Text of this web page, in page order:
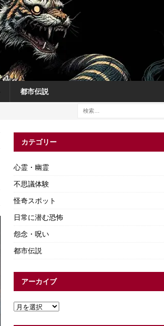
都市伝説
カテゴリー
心霊・幽霊
不思議体験
怪奇スポット
日常に潜む恐怖
怨念・呪い
都市伝説
アーカイブ